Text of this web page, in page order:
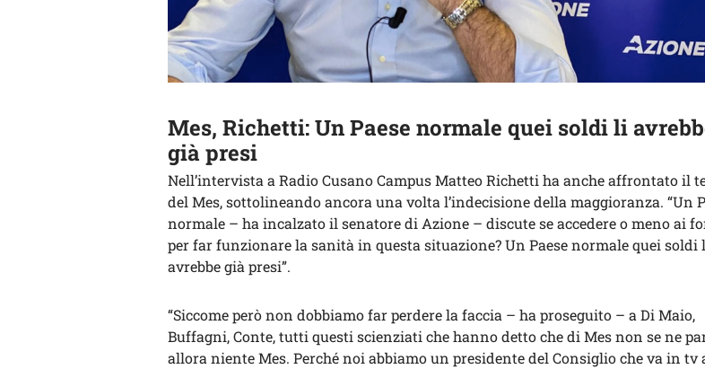
Mes, Richetti: Un Paese normale quei soldi li
già presi
Nell’intervista a Radio Cusano Campus Matteo Richetti ha anche affrontato il
del Mes, sottolineando ancora una volta l’indecisione della maggioranza. “Un
normale – ha incalzato il senatore di Azione – discute se accedere o meno ai
per far funzionare la sanità in questa situazione? Un Paese normale quei soldi
avrebbe già presi”.
“Siccome però non dobbiamo far perdere la faccia – ha proseguito – a Di Maio,
Buffagni, Conte, tutti questi scienziati che hanno detto che di Mes non se ne
allora niente Mes. Perché noi abbiamo un presidente del Consiglio che va in tv